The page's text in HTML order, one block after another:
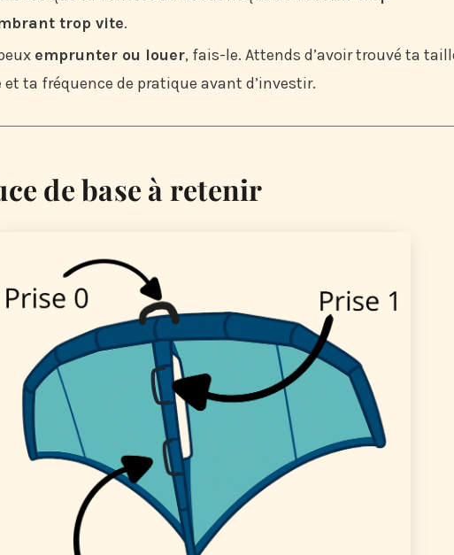
trop vite.
emprunter ou louer, fais-le. Attends d’avoir trouvé ta
et ta fréquence de pratique avant d’investir.
de base à retenir